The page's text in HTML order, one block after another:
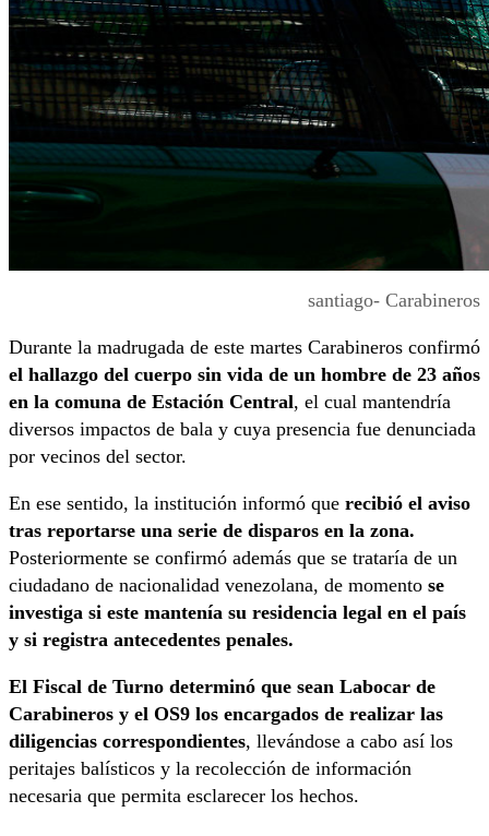
santiago- Carabineros
Durante la madrugada de este martes Carabineros confirmó
el hallazgo del cuerpo sin vida de un hombre de 23 años
en la comuna de Estación Central, el cual mantendría
diversos impactos de bala y cuya presencia fue denunciada
por vecinos del sector.
En ese sentido, la institución informó que recibió el aviso
tras reportarse una serie de disparos en la zona.
Posteriormente se confirmó además que se trataría de un
ciudadano de nacionalidad venezolana, de momento se
investiga si este mantenía su residencia legal en el país
y si registra antecedentes penales.
El Fiscal de Turno determinó que sean Labocar de
Carabineros y el OS9 los encargados de realizar las
diligencias correspondientes, llevándose a cabo así los
peritajes balísticos y la recolección de información
necesaria que permita esclarecer los hechos.